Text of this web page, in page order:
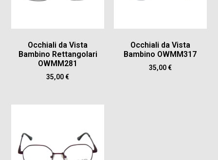
Occhiali da Vista
Bambino Rettangolari
OWMM281
35,00€
Occhiali da Vista
Bambino OWMM317
35,00€